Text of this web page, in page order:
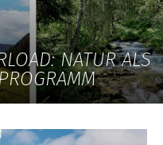
NATUR ALS